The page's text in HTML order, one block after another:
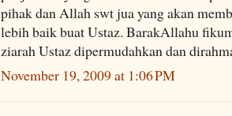
pihak dan Allah swt jua yang akan
lebih baik buat Ustaz. BarakAllahu
ziarah Ustaz dipermudahkan dan
November 19, 2009 at 1:06 PM